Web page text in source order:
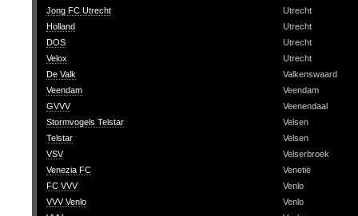
Jong FC Utrecht
Utrecht
Holland
Utrecht
DOS
Utrecht
Velox
Utrecht
De Valk
Valkenswaard
Veendam
Veendam
GVVV
Veenendaal
Stormvogels Telstar
Velsen
Telstar
Velsen
VSV
Velserbroek
Venezia FC
Venetië
FC VVV
Venlo
VVV Venlo
Venlo